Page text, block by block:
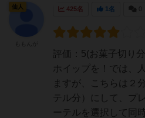
425名 1名
評価：5(お菓子切り
ホイップを！では、
ますが、こちらは２
テル分）にして、プ
ーテルを選択して同
仙人